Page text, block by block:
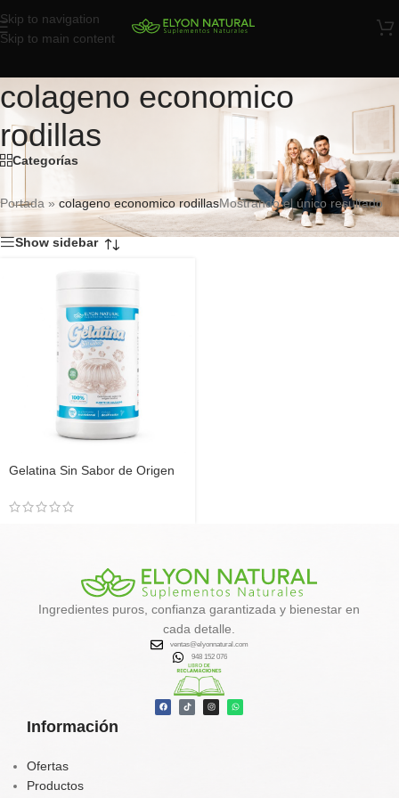
Skip to navigation
Skip to main content
colageno economico
rodillas
Categorías
Portada » colageno economico rodillasMostrando el único resultado
Show sidebar
Gelatina Sin Sabor de Origen
Información
Ofertas
Productos
Ingredientes puros, confianza garantizada y bienestar en
cada detalle.
ventas@elyonnatural.com
948 152 076